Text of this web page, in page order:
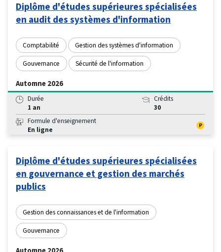
Diplôme d'études supérieures spécialisées
en audit des systèmes d'information
Comptabilité Gestion des systèmes d'information
Gouvernance Sécurité de l'information
Automne 2026
Durée
1 an
Crédits
30
Formule d'enseignement
En ligne
Diplôme d'études supérieures spécialisées
en gouvernance et gestion des marchés
publics
Gestion des connaissances et de l'information
Gouvernance